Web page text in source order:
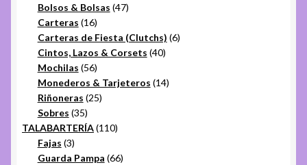
productos
Bolsos & Bolsas 4747
Carteras 1616
productos
Carteras de Fiesta (Clutchs) 66
Cintos, Lazos & Corsets 4040
Mochilas 5656
productos
Monederos & Tarjeteros 1414
Riñoneras 2525
Sobres 3535
productos
TALABARTERÍA 110110
Fajas 33
productos
Guarda Pampa 6666